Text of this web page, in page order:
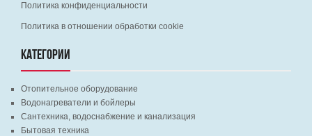
Политика конфиденциальности
Политика в отношении обработки cookie
КАТЕГОРИИ
Отопительное оборудование
Водонагреватели и бойлеры
Сантехника, водоснабжение и канализация
Бытовая техника